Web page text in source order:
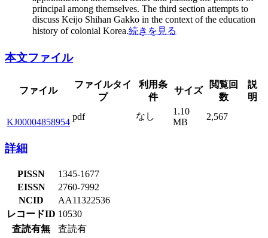
principal among themselves. The third section attempts to
discuss Keijo Shihan Gakko in the context of the education
history of colonial Korea.続きを見る
本文ファイル
ファイル
ファイルタイ
プ
利用条
件
サイズ
閲覧回
数
説
明
KJ00004858954
pdf なし
1.10
MB
2,567
詳細
PISSN
1345-1677
EISSN
2760-7992
NCID
AA11322536
レコードID 10530
査読有無
査読有